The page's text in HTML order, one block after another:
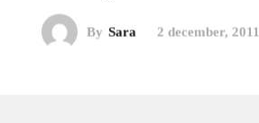
By Sara 2 december, 2011